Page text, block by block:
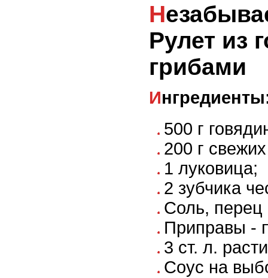
Незабываемый вкус:
Рулет из
грибами
500 г
200 г
1 луковица;
2 зубчика
Соль, перец
Приправы -
3 ст. л.
Соус на